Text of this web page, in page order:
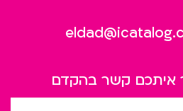
איתכם קשר בהקדם